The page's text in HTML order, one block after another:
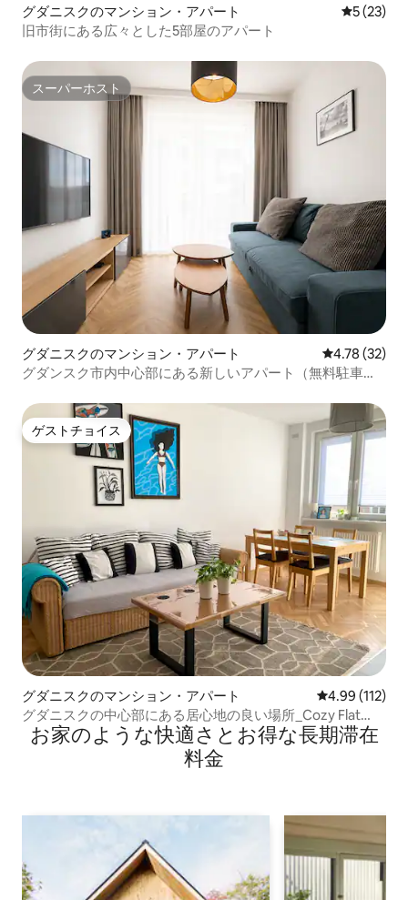
グダニスクのマンション・アパート レビュー
5 (23)
旧市街にある広々とした5部屋のアパート
スーパーホスト
スーパーホスト
グダニスクのマンション・アパート レビュー32
4.78 (32)
グダンスク市内中心部にある新しいアパート（無料駐車場
ゲストチョイス
ゲストチョイス
グダニスクのマンション・アパート レビュー112
4.99 (112)
グダニスクの中心部にある居心地の良い場所_Cozy Flat
No.5
お家のような快⁠適⁠さ⁠とお⁠得⁠な長⁠期⁠滞⁠在
料⁠金